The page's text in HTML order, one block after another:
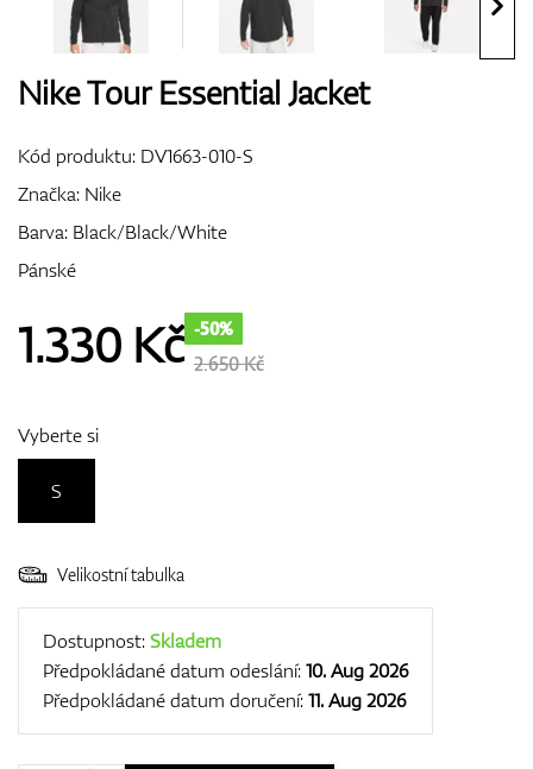
Bagy
GPS/Dálkoměry
Doplňky
Nike Tour Essential Jacket
Kód produktu: DV1663-010-S
Značka: Nike
Barva: Black/Black/White
Pánské
1.330 Kč -50%
2.650 Kč
Vyberte si
S
Velikostní tabulka
Dostupnost:Skladem
Předpokládané datum odeslání:10. Aug 2026
Předpokládané datum doručení:11. Aug 2026